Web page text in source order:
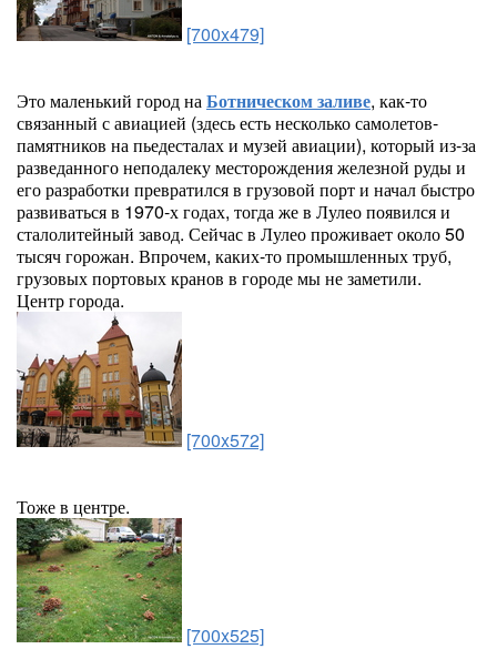
[700x479]
Это маленький город наБотническом заливе, как-то
связанный с авиацией (здесь есть несколько самолетов-
памятников на пьедесталах и музей авиации), который из-за
разведанного неподалеку месторождения железной руды и
его разработки превратился в грузовой порт и начал быстро
развиваться в 1970-х годах, тогда же в Лулео появился и
сталолитейный завод. Сейчас в Лулео проживает около 50
тысяч горожан. Впрочем, каких-то промышленных труб,
грузовых портовых кранов в городе мы не заметили.
Центр города.
[700x572]
Тоже в центре.
[700x525]